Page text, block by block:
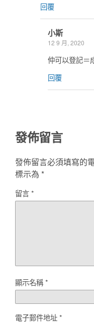
回覆
小斯
12 9 月, 2020
仲可以登記＝
回覆
發佈留言
發佈留言必須填寫的
標示為 *
留言*
顯示名稱*
電子郵件地址*